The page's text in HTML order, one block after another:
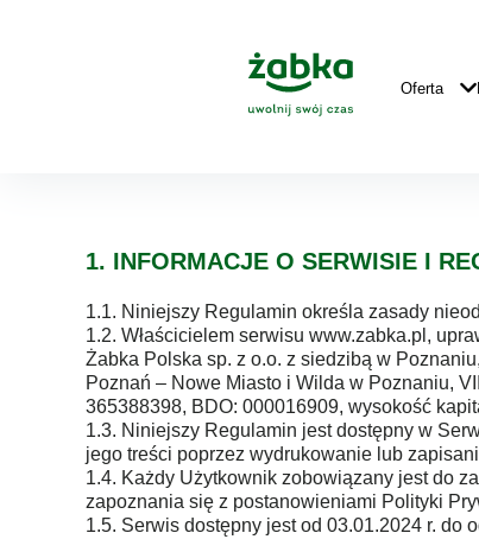
Główne
Logo
Główna
Nawigacja
Oferta
1. INFORMACJE O SERWISIE I
1.1. Niniejszy Regulamin określa zasady
1.2. Właścicielem serwisu www.zabka.pl,
Żabka Polska sp. z o.o. z siedzibą w
Poznań – Nowe Miasto i Wilda w Poznaniu,
365388398, BDO: 000016909, wysokość
1.3. Niniejszy Regulamin jest dostępny w
jego treści poprzez wydrukowanie lub
1.4. Każdy Użytkownik zobowiązany jest do
zapoznania się z postanowieniami Polityki
1.5. Serwis dostępny jest od 03.01.2024 r. do